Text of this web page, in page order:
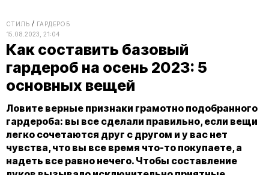
СТИЛЬ
ГАРДЕРОБ
15.08.2023, 21:04
Как составить базовый
гардероб на осень 2023: 5
основных вещей
Ловите верные признаки грамотно подобранного
гардероба: вы все сделали правильно, если вещи
легко сочетаются друг с другом и у вас нет
чувства, что вы все время что-то покупаете, а
надеть все равно нечего. Чтобы составление